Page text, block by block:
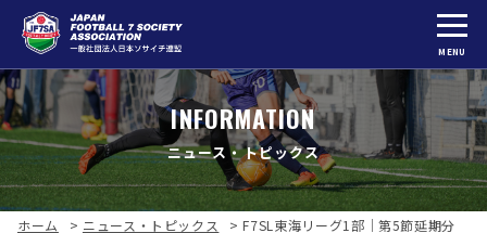
MENU
INFORMATION
ニュース・トピックス
ホーム > ニュース・トピックス >F7SL東海リーグ1部｜第5節延期分